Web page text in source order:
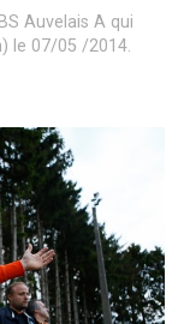
Auvelais A qui
le 07/05 /2014.